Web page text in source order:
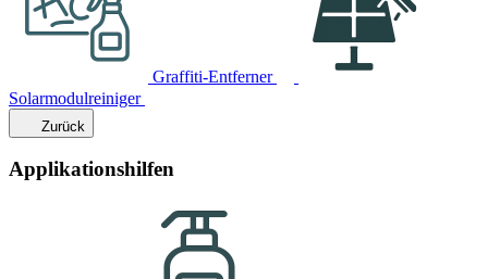
Graffiti-Entferner
Solarmodulreiniger
Zurück
Applikationshilfen